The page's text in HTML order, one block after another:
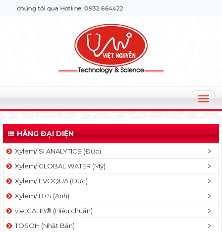
tôi qua Hotline: 0932 664422
T
o
g
l
v
a
HÃNG ĐẠI DIỆN
Xylem/ SI ANALYTICS (Đức)
Xylem/ GLOBAL WATER (Mỹ)
Xylem/ EVOQUA (Đức)
Xylem/ B+S (Anh)
vietCALIB® (Hiệu chuẩn)
TOSOH (Nhật Bản)